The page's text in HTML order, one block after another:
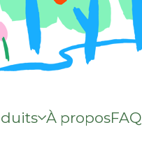
À proposFAQ